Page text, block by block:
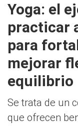
Yoga: el
practicar
para
mejorar
equilibrio
Se trata de un
que ofrecen